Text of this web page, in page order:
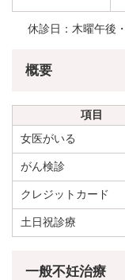
休診日：木曜午後
概要
項目
女医がいる
がん検診
クレジットカード
土日祝診療
一般不妊治療